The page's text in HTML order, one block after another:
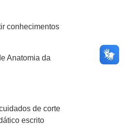
conhecimentos
Anatomia da
de corte
escrito